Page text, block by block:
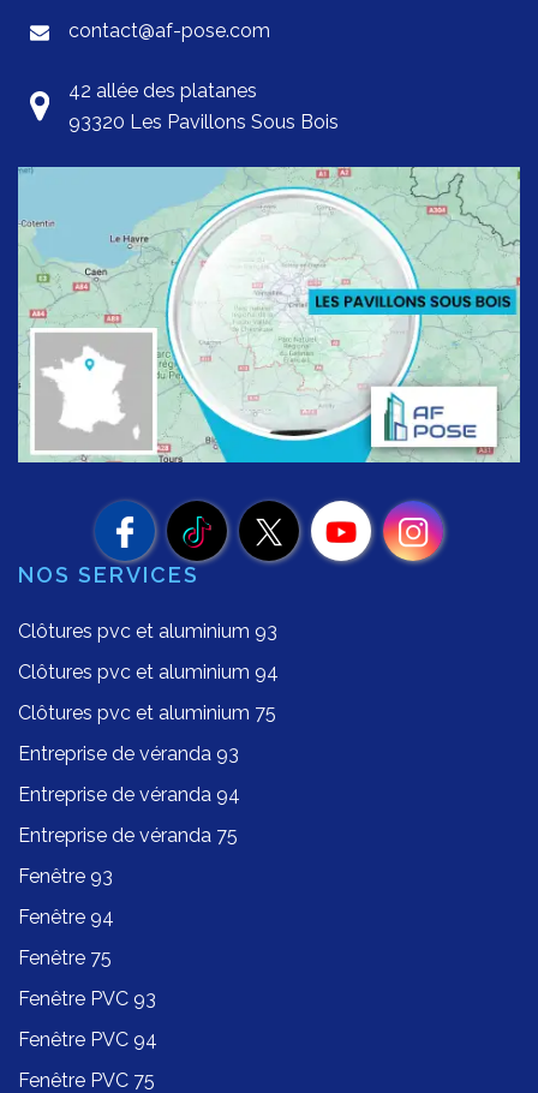
contact@af-pose.com
42 allée des platanes
93320 Les Pavillons Sous Bois
NOS SERVICES
Clôtures pvc et aluminium 93
Clôtures pvc et aluminium 94
Clôtures pvc et aluminium 75
Entreprise de véranda 93
Entreprise de véranda 94
Entreprise de véranda 75
Fenêtre 93
Fenêtre 94
Fenêtre 75
Fenêtre PVC 93
Fenêtre PVC 94
Fenêtre PVC 75